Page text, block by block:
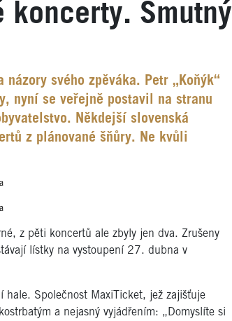
koncerty. Smutný
svého zpěváka. Petr „Koňýk“
nyní se veřejně postavil na stranu
Někdejší slovenská
z plánované šňůry. Ne kvůli
z pěti koncertů ale zbyly jen dva. Zrušeny
lístky na vystoupení 27. dubna v
hale. Společnost MaxiTicket, jež zajišťuje
a nejasný vyjádřením: „Domyslíte si